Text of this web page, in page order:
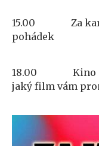
15.00
Za
pohádek
18.00
Kino
jaký film vám